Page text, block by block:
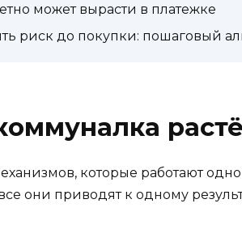
может вырасти в платежке
риск до покупки: пошаговый
которые работают
они приводят к одному